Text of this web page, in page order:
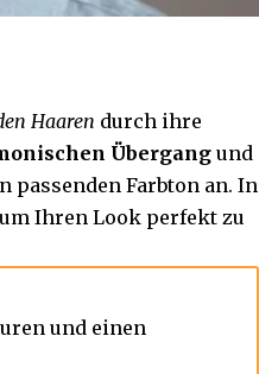
Haaren durch ihre
Übergang und
passenden Farbton an. In
Ihren Look perfekt zu
und einen